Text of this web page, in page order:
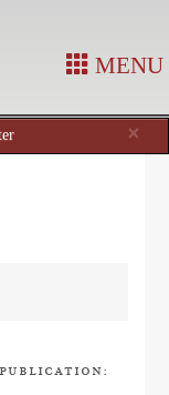
MENU
×
publication: